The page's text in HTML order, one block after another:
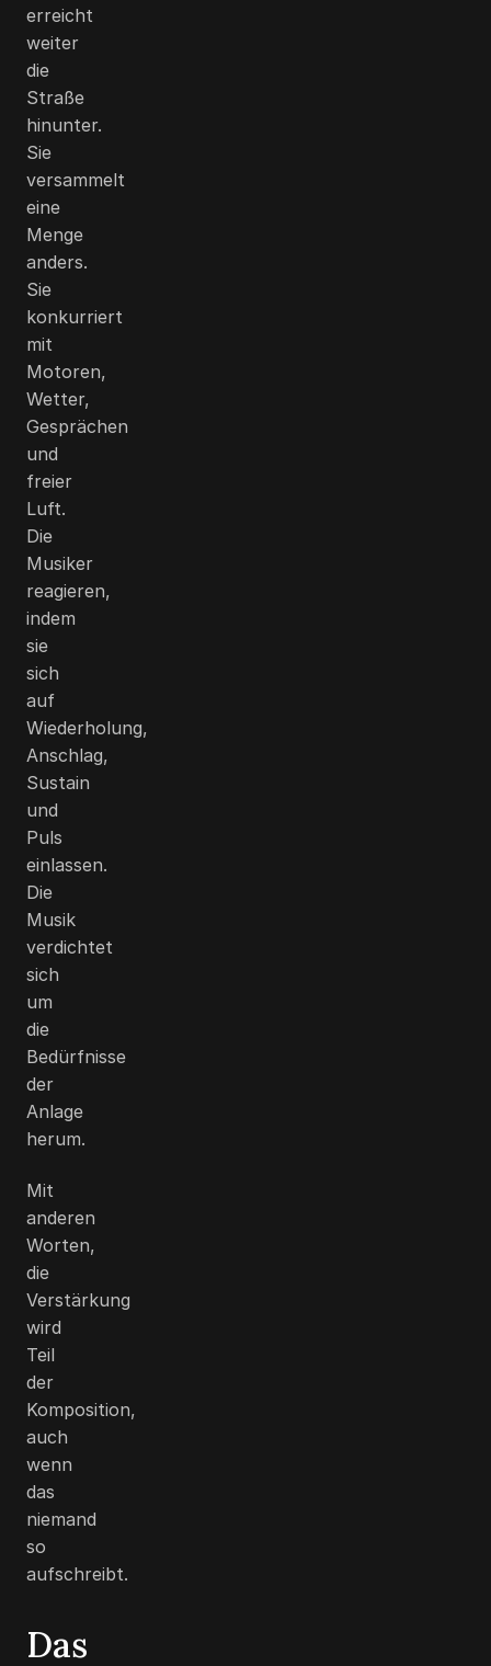
erreicht
weiter
die
Straße
hinunter.
Sie
versammelt
eine
Menge
anders.
Sie
konkurriert
mit
Motoren,
Wetter,
Gesprächen
und
freier
Luft.
Die
Musiker
reagieren,
indem
sie
sich
auf
Wiederholung,
Anschlag,
Sustain
und
Puls
einlassen.
Die
Musik
verdichtet
sich
um
die
Bedürfnisse
der
Anlage
herum.
Mit
anderen
Worten,
die
Verstärkung
wird
Teil
der
Komposition,
auch
wenn
das
niemand
so
aufschreibt.
Das